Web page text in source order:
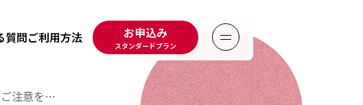
質問ご利用方法 お申込み
スタンダードプラン Menu
注意を…